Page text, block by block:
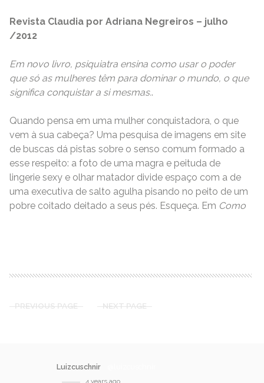
Revista Claudia por Adriana Negreiros – julho
/2012
Em novo livro, psiquiatra ensina como usar o poder
que só as mulheres têm para dominar o mundo, o que
significa conquistar a si mesmas..
Quando pensa em uma mulher conquistadora, o que
vem à sua cabeça? Uma pesquisa de imagens em site
de buscas dá pistas sobre o senso comum formado a
esse respeito: a foto de uma magra e peituda de
lingerie sexy e olhar matador divide espaço com a de
uma executiva de salto agulha pisando no peito de um
pobre coitado deitado a seus pés. Esqueça. Em Como
PREVIOUS PAGE NEXT PAGE
Luizcuschnir
4 years ago